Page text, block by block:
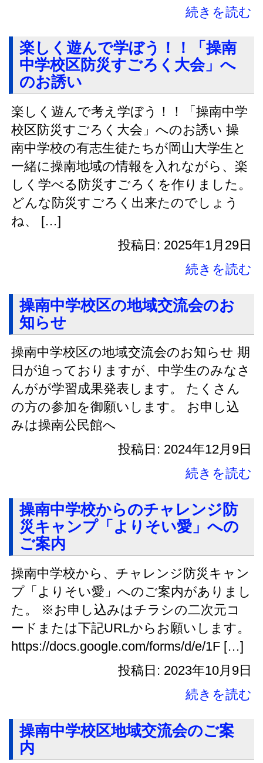
続きを読む
楽しく遊んで学ぼう！！「操南
中学校区防災すごろく大会」へ
のお誘い
楽しく遊んで考え学ぼう！！「操南中学
校区防災すごろく大会」へのお誘い 操
南中学校の有志生徒たちが岡山大学生と
一緒に操南地域の情報を入れながら、楽
しく学べる防災すごろくを作りました。
どんな防災すごろく出来たのでしょう
ね、 […]
投稿日: 2025年1月29日
続きを読む
操南中学校区の地域交流会のお
知らせ
操南中学校区の地域交流会のお知らせ 期
日が迫っておりますが、中学生のみなさ
んがが学習成果発表します。 たくさん
の方の参加を御願いします。 お申し込
みは操南公民館へ
投稿日: 2024年12月9日
続きを読む
操南中学校からのチャレンジ防
災キャンプ「よりそい愛」への
ご案内
操南中学校から、チャレンジ防災キャン
プ「よりそい愛」へのご案内がありまし
た。 ※お申し込みはチラシの二次元コ
ードまたは下記URLからお願いします。
https://docs.google.com/forms/d/e/1F […]
投稿日: 2023年10月9日
続きを読む
操南中学校区地域交流会のご案
内